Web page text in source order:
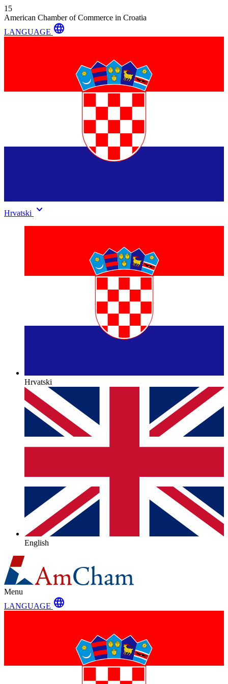
15
American Chamber of Commerce in Croatia
LANGUAGE language
Hrvatski keyboard_arrow_down
Hrvatski
English
Menu
LANGUAGE language